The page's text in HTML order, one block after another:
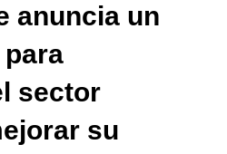
anuncia un
sector
su